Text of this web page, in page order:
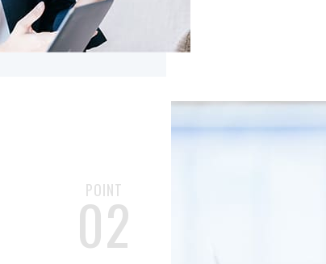
POINT
02